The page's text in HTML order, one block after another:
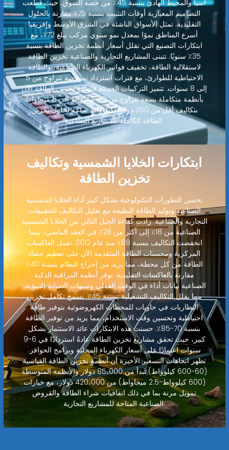
آسيا والمحيط الهادئ بنسبة 45٪ من حصة السوق، حيث قطعت
التصاميم المعيارية أوقات التثبيت بنسبة 75٪ مقارنة بالحلول
التقليدية. تمثل الأسواق الناشئة في الشرق الأوسط وإفريقيا
أسرع المناطق نموًا بمعدل نمو سنوي مركب يبلغ 72٪، مع
ابتكارات التصنيع التي تقلل أسعار أنظمة تخزين الطاقة بنسبة
35٪ سنويًا. تتبنى المشاريع التجارية والصناعية تخزين الطاقة
لاستقلالية الطاقة، تخفيف فواتير الكهرباء الصناعية، والطاقة
الاحتياطية للطوارئ، مع فترات استرداد نموذجية تتراوح من 5
إلى 8 سنوات. تتميز التركيبات الحديثة لأنظمة تخزين الطاقة الآن
بأنظمة متكاملة بسعة تتراوح من 80 كيلوواط إلى 8 ميجاواط
بتكاليف أقل من 350 دولارًا/كيلوواط ساعة لحلول تخزين
الطاقة الكاملة للمشاريع الصناعية.
ابتكارات الخلايا الشمسية وتكاليف
تخزين الطاقة
تحسن التطورات التكنولوجية بشكل كبير أداء الخلايا الشمسية
الصناعية وتوليد الطاقة النظيفة مع تقليل التكاليف للتطبيقات
التجارية والصناعية. زادت كفاءة الجيل التالي من الخلايا الشمسية
الصناعية من 18٪ إلى أكثر من 28٪ في العقد الماضي، بينما
انخفضت التكاليف بنسبة 88٪ منذ عام 2012. تعمل العاكسات
المركزية ومحسنات الطاقة المتقدمة الآن على تعظيم حصاد
الطاقة من كل محطة، مما يزيد من إخراج النظام بنسبة 40٪
مقارنة بالعاكسات التقليدية. توفر أنظمة المراقبة الذكية
الصناعية بيانات أداء في الوقت الفعلي وتنبيهات الصيانة التنبؤية،
مما يقلل التكاليف التشغيلية بنسبة 45٪. يسمح تكامل تخزين
البطاريات في حاويات للمحطات الكهروضوئية بتوفير طاقة
احتياطية وتحسين وقت الاستخدام، مما يزيد من توفير الطاقة
بنسبة 70-85٪. حسنت هذه الابتكارات عائد الاستثمار بشكل
كبير، حيث تحقق مشاريع تخزين الطاقة عادةً استردادًا في 6-9
سنوات اعتمادًا على أسعار الكهرباء المحلية وبرامج الحوافز.
تظهر اتجاهات التسعير الأخيرة أن أنظمة تخزين الطاقة القياسية
(60-600 كيلوواط) تبدأ من 85،000 دولار والأنظمة المتوسطة
(600 كيلوواط-2.5 ميجاواط) من 420،000 دولار، مع خيارات
تمويل مرنة بما في ذلك اتفاقيات شراء الطاقة والقروض
الصناعية المتاحة للمشاريع التجارية.